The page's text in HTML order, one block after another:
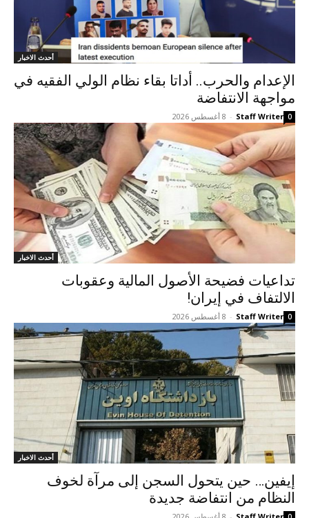
أحدث الاخبار
الإعدام والحرب.. أداتا بقاء نظام الولي الفقيه في
مواجهة الانتفاضة
Staff Writer
- 8 أغسطس 2026 0
أحدث الاخبار
تداعيات فضيحة الأصول المالية وعقوبات
الالتفاف في إيران!
Staff Writer
- 8 أغسطس 2026 0
أحدث الاخبار
إيفين… حين يتحول السجن إلى مرآة لخوف
النظام من انتفاضة جديدة